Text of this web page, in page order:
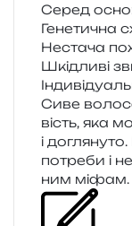
Серед
Генетична
Нестача
Шкідливі
Сиве
вість, яка
і
потре­би і
ним міфам.